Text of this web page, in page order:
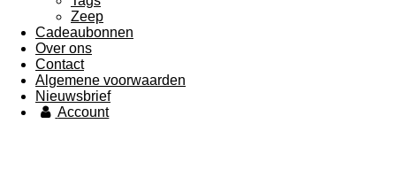
Zeep
Cadeaubonnen
Over ons
Contact
Algemene voorwaarden
Nieuwsbrief
Account